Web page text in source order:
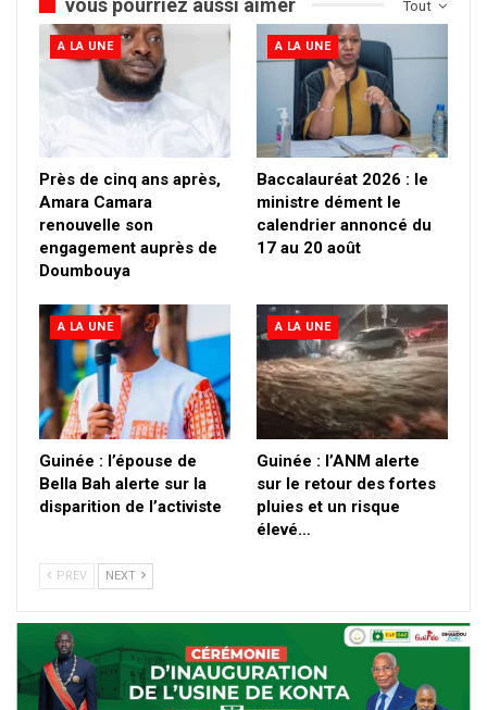
Tout
A LA UNE
Près de cinq ans après,
Amara Camara
renouvelle son
engagement auprès de
Doumbouya
A LA UNE
Baccalauréat 2026 : le
ministre dément le
calendrier annoncé du
17 au 20 août
A LA UNE
Guinée : l’épouse de
Bella Bah alerte sur la
disparition de l’activiste
A LA UNE
Guinée : l’ANM alerte
sur le retour des fortes
pluies et un risque
élevé…
PREV NEXT